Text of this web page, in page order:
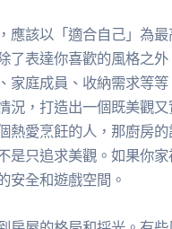
應該以「適合自己」為
了表達你喜歡的風格之
家庭成員、收納需求等
況，打造出一個既美觀又
熱愛烹飪的人，那廚房
是只追求美觀。如果你
安全和遊戲空間。